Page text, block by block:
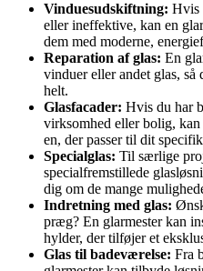
Vinduesudskiftning: Hvis
eller ineffektive, kan en
dem med moderne,
Reparation af glas: En
vinduer eller andet glas,
helt.
Glasfacader: Hvis du har
virksomhed eller bolig, kan
en, der passer til dit
Specialglas: Til særlige
specialfremstillede
dig om de mange
Indretning med glas:
præg? En glarmester kan
hylder, der tilføjer et
Glas til badeværelse: Fra